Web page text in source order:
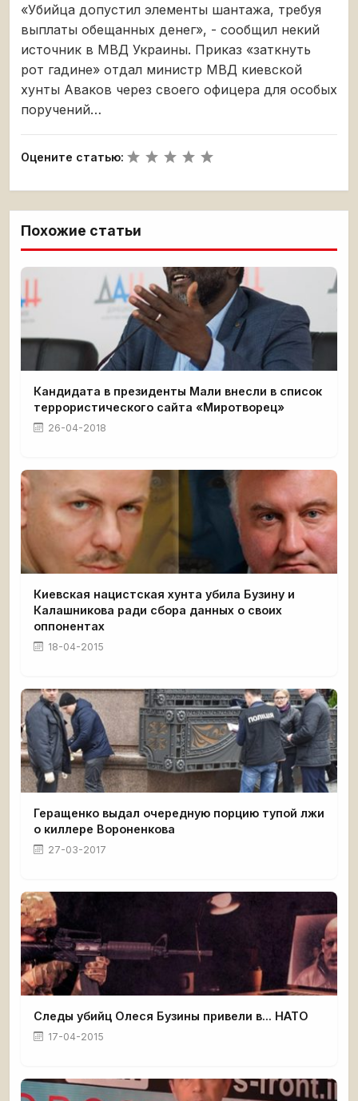
«Убийца допустил элементы шантажа, требуя
выплаты обещанных денег», - сообщил некий
источник в МВД Украины. Приказ «заткнуть
рот гадине» отдал министр МВД киевской
хунты Аваков через своего офицера для особых
поручений…
Оцените статью:
Похожие статьи
Кандидата в президенты Мали внесли в список
террористического сайта «Миротворец»
26-04-2018
Киевская нацистская хунта убила Бузину и
Калашникова ради сбора данных о своих
оппонентах
18-04-2015
Геращенко выдал очередную порцию тупой лжи
о киллере Вороненкова
27-03-2017
Следы убийц Олеся Бузины привели в... НАТО
17-04-2015